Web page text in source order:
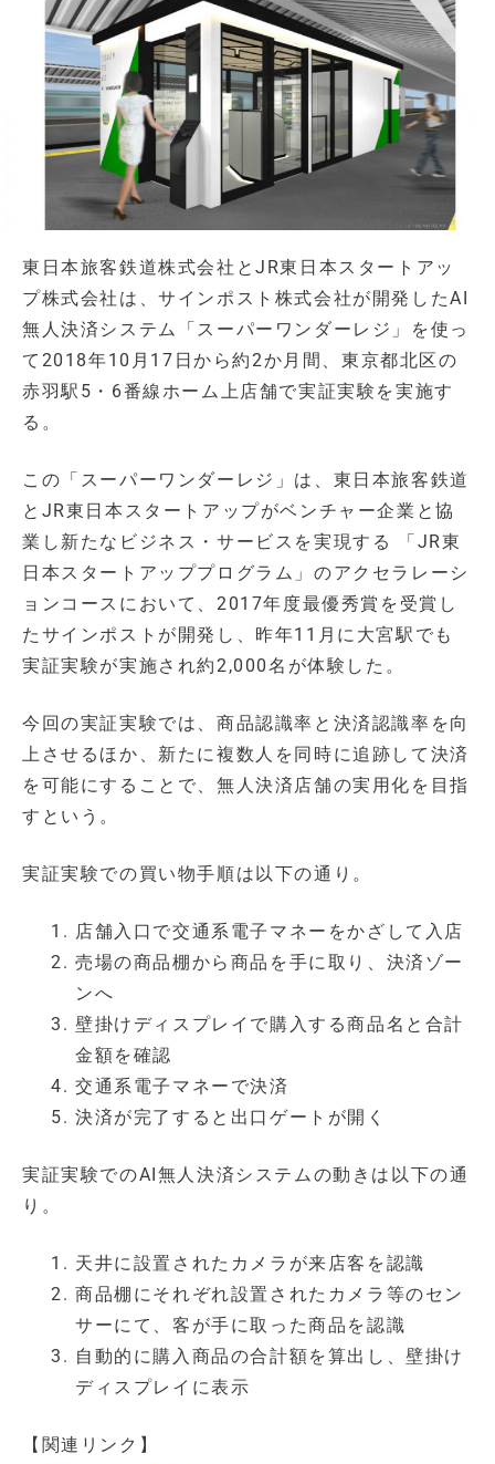
東日本旅客鉄道株式会社とJR東日本スタートアッ
プ株式会社は、サインポスト株式会社が開発したAI
無人決済システム「スーパーワンダーレジ」を使っ
て2018年10月17日から約2か月間、東京都北区の
赤羽駅5・6番線ホーム上店舗で実証実験を実施す
る。
この「スーパーワンダーレジ」は、東日本旅客鉄道
とJR東日本スタートアップがベンチャー企業と協
業し新たなビジネス・サービスを実現する 「JR東
日本スタートアッププログラム」のアクセラレーシ
ョンコースにおいて、2017年度最優秀賞を受賞し
たサインポストが開発し、昨年11月に大宮駅でも
実証実験が実施され約2,000名が体験した。
今回の実証実験では、商品認識率と決済認識率を向
上させるほか、新たに複数人を同時に追跡して決済
を可能にすることで、無人決済店舗の実用化を目指
すという。
実証実験での買い物手順は以下の通り。
店舗入口で交通系電子マネーをかざして入店
売場の商品棚から商品を手に取り、決済ゾー
ンへ
壁掛けディスプレイで購入する商品名と合計
金額を確認
交通系電子マネーで決済
決済が完了すると出口ゲートが開く
実証実験でのAI無人決済システムの動きは以下の通
り。
天井に設置されたカメラが来店客を認識
商品棚にそれぞれ設置されたカメラ等のセン
サーにて、客が手に取った商品を認識
自動的に購入商品の合計額を算出し、壁掛け
ディスプレイに表示
【関連リンク】